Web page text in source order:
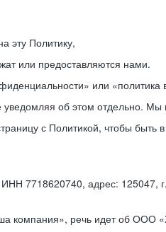
эту Политику,
или предоставляются нами.
или
об этом отдельно. Мы
с Политикой, чтобы
адрес: 125047, г.
компания», речь идет об ООО